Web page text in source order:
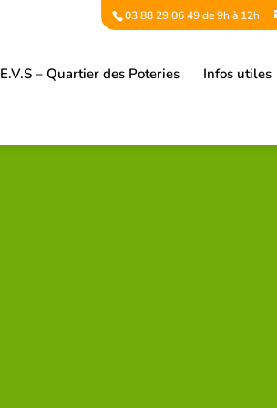
03 88 29 06 49 de 9h à 12h
E.V.S – Quartier des Poteries Infos utiles